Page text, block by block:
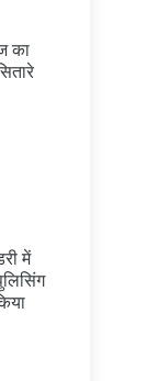
का
में